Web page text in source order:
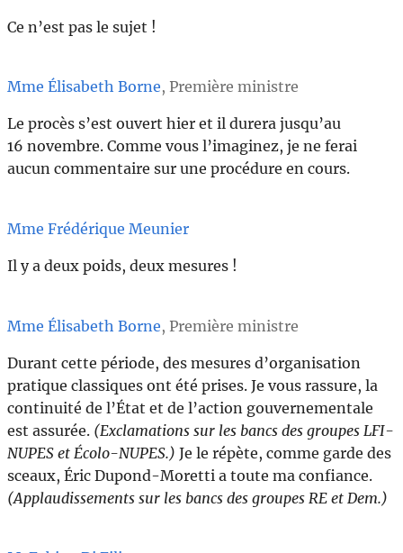
Ce n’est pas le sujet !
Mme Élisabeth Borne, Première ministre
Le procès s’est ouvert hier et il durera jusqu’au
16 novembre. Comme vous l’imaginez, je ne ferai
aucun commentaire sur une procédure en cours.
Mme Frédérique Meunier
Il y a deux poids, deux mesures !
Mme Élisabeth Borne, Première ministre
Durant cette période, des mesures d’organisation
pratique classiques ont été prises. Je vous rassure, la
continuité de l’État et de l’action gouvernementale
est assurée. (Exclamations sur les bancs des groupes LFI-
NUPES et Écolo-NUPES.) Je le répète, comme garde des
sceaux, Éric Dupond-Moretti a toute ma confiance.
(Applaudissements sur les bancs des groupes RE et Dem.)